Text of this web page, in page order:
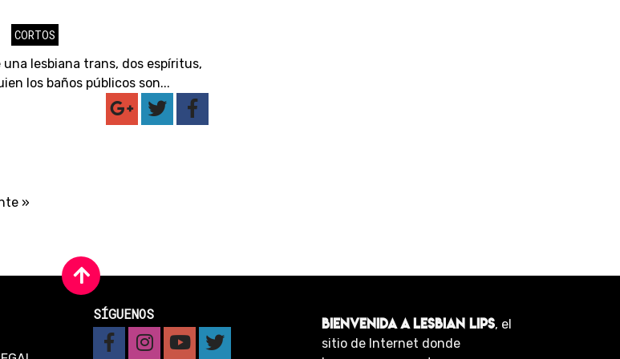
CORTOS
lesbiana trans, dos espíritus,
los baños públicos son...
»
SÍGUENOS
BIENVENIDA A LESBIAN LIPS, el
sitio de Internet donde